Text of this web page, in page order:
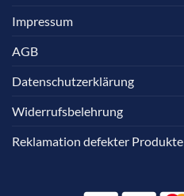
Impressum
AGB
Datenschutzerklärung
Widerrufsbelehrung
Reklamation defekter Produkte